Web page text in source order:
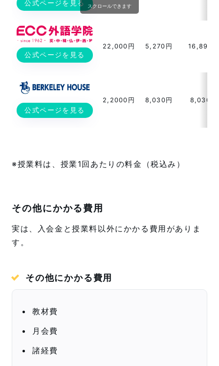
公式ページを見る
公式ページを見る
22,000円 5,270円 16,896円
公式ページを見る
2,2000円 8,030円 8,030円
スクロールできます
※授業料は、授業1回あたりの料金（税込み）
その他にかかる費用
実は、入会金と授業料以外にかかる費用がありま
す。
その他にかかる費用
教材費
月会費
諸経費